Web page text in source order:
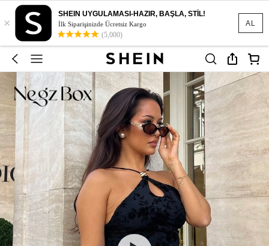
AL
×
SHEIN UYGULAMASI-HAZIR, BAŞLA, STİL!
İlk Siparişinizde Ücretsiz Kargo
(5,000)